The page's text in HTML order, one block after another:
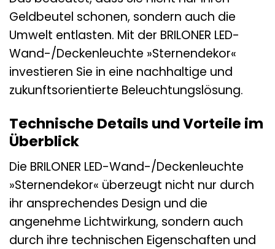
Geldbeutel schonen, sondern auch die
Umwelt entlasten. Mit der BRILONER LED-
Wand-/Deckenleuchte »Sternendekor«
investieren Sie in eine nachhaltige und
zukunftsorientierte Beleuchtungslösung.
Technische Details und Vorteile im
Überblick
Die BRILONER LED-Wand-/Deckenleuchte
»Sternendekor« überzeugt nicht nur durch
ihr ansprechendes Design und die
angenehme Lichtwirkung, sondern auch
durch ihre technischen Eigenschaften und